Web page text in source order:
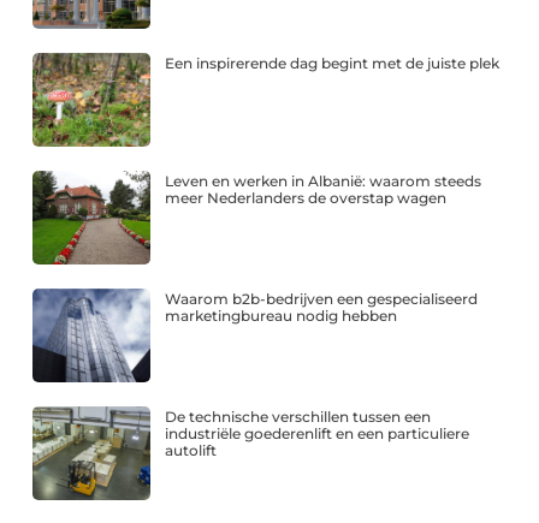
Een inspirerende dag begint met de juiste plek
Leven en werken in Albanië: waarom steeds
meer Nederlanders de overstap wagen
Waarom b2b-bedrijven een gespecialiseerd
marketingbureau nodig hebben
De technische verschillen tussen een
industriële goederenlift en een particuliere
autolift